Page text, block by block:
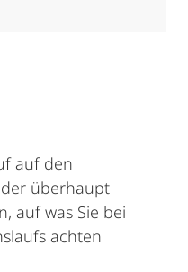
auf den
überhaupt
auf was Sie bei
achten